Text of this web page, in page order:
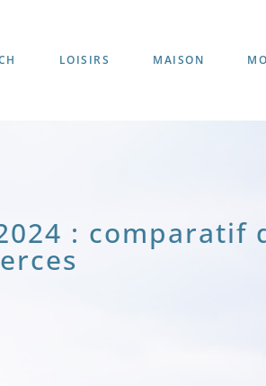
LOISIRS MAISON
: comparatif